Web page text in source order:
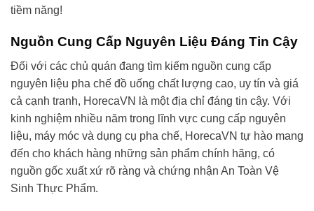
tiềm năng!
Nguồn Cung Cấp Nguyên Liệu Đáng Tin Cậy
Đối với các chủ quán đang tìm kiếm nguồn cung cấp
nguyên liệu pha chế đồ uống chất lượng cao, uy tín và giá
cả cạnh tranh, HorecaVN là một địa chỉ đáng tin cậy. Với
kinh nghiệm nhiều năm trong lĩnh vực cung cấp nguyên
liệu, máy móc và dụng cụ pha chế, HorecaVN tự hào mang
đến cho khách hàng những sản phẩm chính hãng, có
nguồn gốc xuất xứ rõ ràng và chứng nhận An Toàn Vệ
Sinh Thực Phẩm.